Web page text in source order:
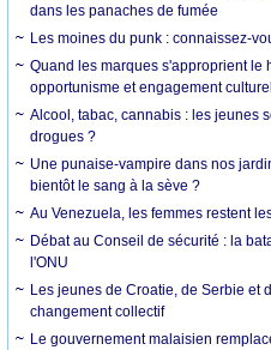
dans les panaches de fumée
Les moines du punk : connaissez-
Quand les marques s'approprient le
opportunisme et engagement culturel
Alcool, tabac, cannabis : les jeunes
drogues ?
Une punaise-vampire dans nos
bientôt le sang à la sève ?
Au Venezuela, les femmes restent
Débat au Conseil de sécurité : la
l'ONU
Les jeunes de Croatie, de Serbie et
changement collectif
Le gouvernement malaisien